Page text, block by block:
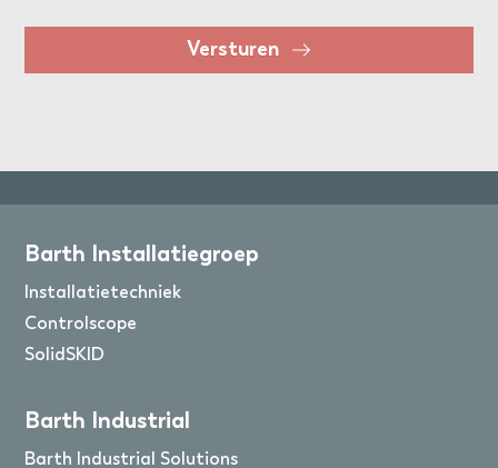
Versturen
Barth Installatiegroep
Installatietechniek
Controlscope
SolidSKID
Barth Industrial
Barth Industrial Solutions